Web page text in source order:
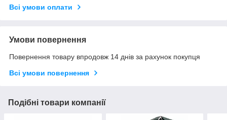
Всі умови оплати
Умови повернення
Повернення товару впродовж 14 днів за рахунок покупця
Всі умови повернення
Подібні товари компанії